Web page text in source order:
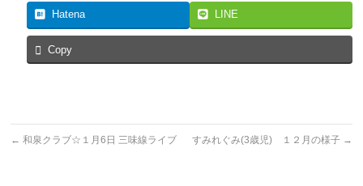
Hatena LINE
Copy
← 和泉クラブ☆１月6日 三味線ライブ すみれぐみ(3歳児) １２月の様子 →